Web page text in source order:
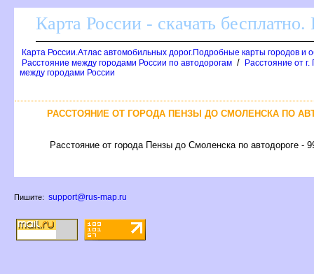
Карта России - скачать
Карта России.Атлас автомобильных дорог.Подробные карты городов и
Расстояние между городами России по автодорогам /
Расстояние от
между городами России
РАССТОЯНИЕ ОТ ГОРОДА ПЕНЗЫ ДО СМОЛЕНСКА ПО
Расстояние от города Пензы до Смоленска по автодороге -
Пишите: support@rus-map.ru